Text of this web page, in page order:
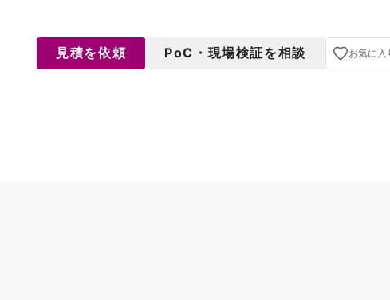
見積を依頼 PoC・現場検証を相談 お気に入